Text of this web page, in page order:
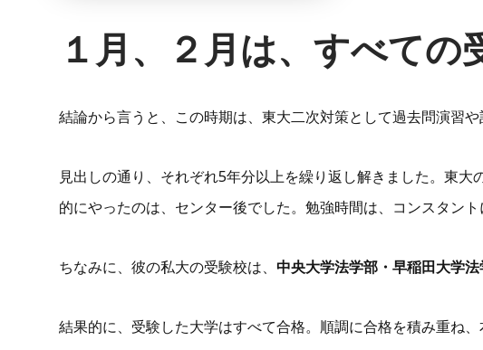
１月、２月は、すべて
結論から言うと、この時期は、東大二次対策として過去問演習
見出しの通り、それぞれ5年分以上を繰り返し解きました。東
的にやったのは、センター後でした。勉強時間は、コンスタント
ちなみに、彼の私大の受験校は、中央大学法学部・早稲田大学
結果的に、受験した大学はすべて合格。順調に合格を積み重ね